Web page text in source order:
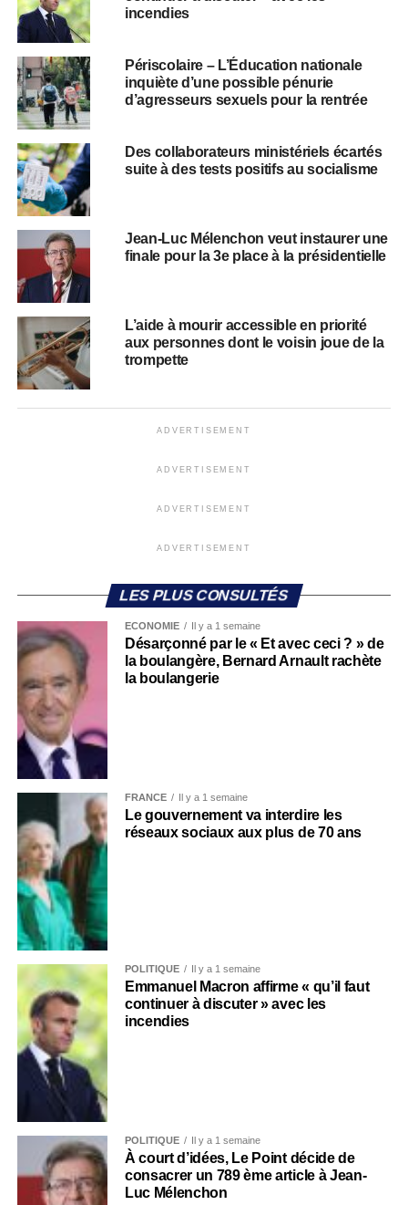
incendies
Périscolaire – L’Éducation nationale
inquiète d’une possible pénurie
d’agresseurs sexuels pour la rentrée
Des collaborateurs ministériels écartés
suite à des tests positifs au socialisme
Jean-Luc Mélenchon veut instaurer une
finale pour la 3e place à la présidentielle
L’aide à mourir accessible en priorité
aux personnes dont le voisin joue de la
trompette
ADVERTISEMENT
ADVERTISEMENT
ADVERTISEMENT
ADVERTISEMENT
LES PLUS CONSULTÉS
ECONOMIE Il y a 1 semaine
Désarçonné par le « Et avec ceci ? » de
la boulangère, Bernard Arnault rachète
la boulangerie
FRANCE Il y a 1 semaine
Le gouvernement va interdire les
réseaux sociaux aux plus de 70 ans
POLITIQUE Il y a 1 semaine
Emmanuel Macron affirme « qu’il faut
continuer à discuter » avec les
incendies
POLITIQUE Il y a 1 semaine
À court d’idées, Le Point décide de
consacrer un 789 ème article à Jean-
Luc Mélenchon